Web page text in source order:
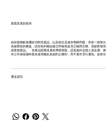
退貨及退款政策
由於寵物鮮食屬於消耗性貨品，以及衛生及保存期限問題，所有一經售
為保障您的權益，請於收到物品後立即檢視是否正確與完整。若顧客發
或更換貨品。 若產品因運送過程導致瑕疵，請直接向送貨人員反應、
本公司保留隨時更改使用條款及細則之權利，而不會作另行通知。如有
運送資訊